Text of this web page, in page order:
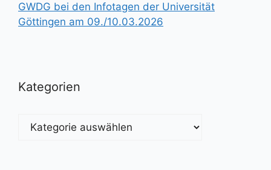
GWDG bei den Infotagen der Universität
Göttingen am 09./10.03.2026
Kategorien
Kategorien